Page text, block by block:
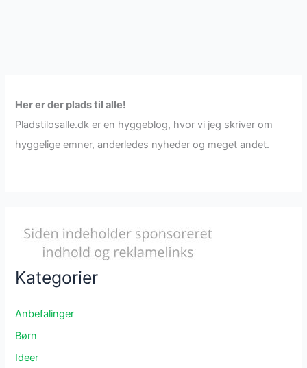
Her er der plads til alle!
Pladstilosalle.dk er en hyggeblog, hvor vi jeg skriver om
hyggelige emner, anderledes nyheder og meget andet.
Kategorier
Anbefalinger
Børn
Ideer